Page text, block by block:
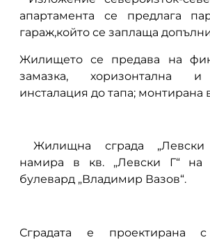
апартамента се предлага
гараж,който се заплаща
Жилището се предава на
замазка, хоризонтална и
инсталация до тапа; монтирана
Жилищна сграда „Левски
намира в кв. „Левски Г“
булевард „Владимир Вазов“.
Сградата е проектирана